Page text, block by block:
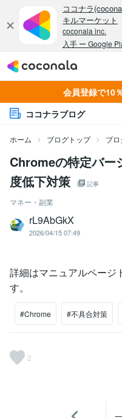
会員登録で10
ココナラブログ
ホーム ブログトップ ブ
Chromeの特定バー
度低下対策
記事
マネー・副業
rL9AbGkX
2026/04/15 07:49
詳細はマニュアルページ
す。
#Chrome #不具合対策
2